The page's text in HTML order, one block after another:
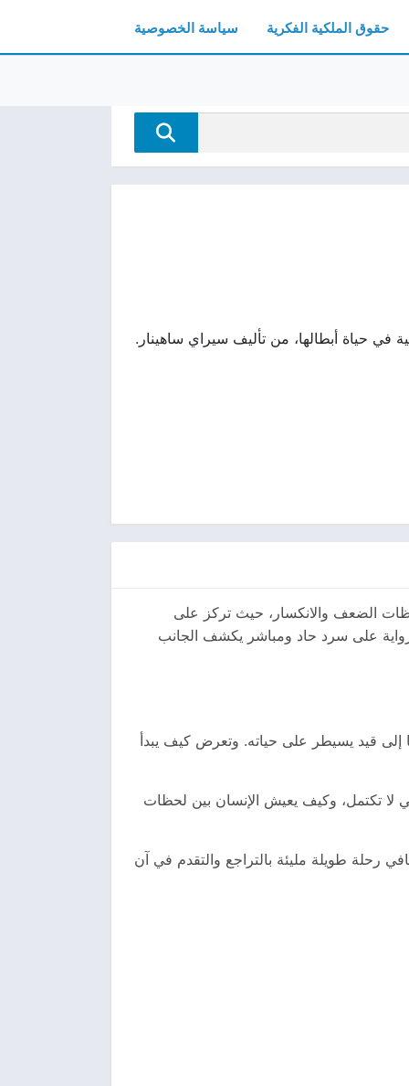
حقوق الملكية الفكرية سياسة الخصوصية
الضعف والانكسار، حيث تركز على
على سرد حاد ومباشر يكشف الجانب
إلى قيد يسيطر على حياته. وتعرض كيف يبدأ
لا تكتمل، وكيف يعيش الإنسان بين لحظات
رحلة طويلة مليئة بالتراجع والتقدم في آن